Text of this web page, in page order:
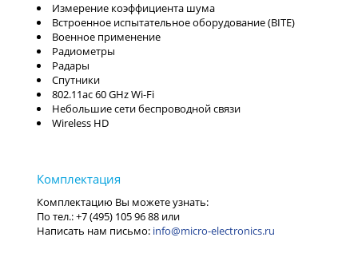
Измерение коэффициента шума
Встроенное испытательное оборудование (BITE)
Военное применение
Радиометры
Радары
Спутники
802.11ac 60 GHz Wi-Fi
Небольшие сети беспроводной связи
Wireless HD
info@micro-electronics.ru